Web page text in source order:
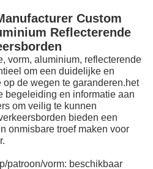
Custom
Reflecterende
vorm, aluminium, reflecterende
om een duidelijke en
de wegen te garanderen.het
begeleiding en informatie aan
om veilig te kunnen
bieden een
onmisbare troef maken voor
patroon/vorm: beschikbaar